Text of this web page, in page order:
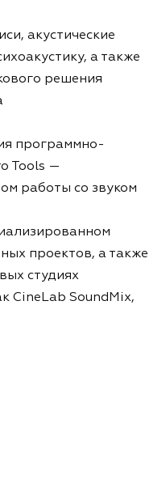
акустические
а также
решения
программно-
Tools —
работы со звуком
проектов, а также
студиях
CineLab SoundMix,